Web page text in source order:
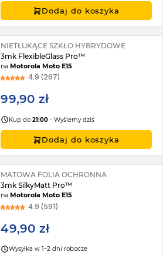
Dodaj do koszyka
NIETŁUKĄCE SZKŁO HYBRYDOWE
3mk FlexibleGlass Pro™
naMotorola Moto E15
4.9 (267)
99,90 zł
Kup do21:00 - Wyślemy dziś
Dodaj do koszyka
MATOWA FOLIA OCHRONNA
3mk SilkyMatt Pro™
naMotorola Moto E15
4.9 (591)
49,90 zł
Wysyłka w 1–2 dni robocze